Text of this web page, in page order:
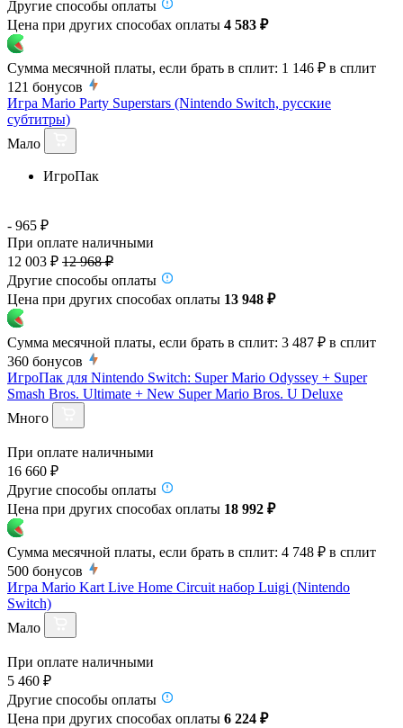
Другие способы оплаты
Цена при других способах оплаты 4 583 ₽
Сумма месячной платы, если брать в сплит: 1 146 ₽ в сплит
121 бонусов
Игра Mario Party Superstars (Nintendo Switch, русские
субтитры)
Мало
ИгроПак
- 965 ₽
При оплате наличными
12 003 ₽ 12 968 ₽
Другие способы оплаты
Цена при других способах оплаты 13 948 ₽
Сумма месячной платы, если брать в сплит: 3 487 ₽ в сплит
360 бонусов
ИгроПак для Nintendo Switch: Super Mario Odyssey + Super
Smash Bros. Ultimate + New Super Mario Bros. U Deluxe
Много
При оплате наличными
16 660 ₽
Другие способы оплаты
Цена при других способах оплаты 18 992 ₽
Сумма месячной платы, если брать в сплит: 4 748 ₽ в сплит
500 бонусов
Игра Mario Kart Live Home Circuit набор Luigi (Nintendo
Switch)
Мало
При оплате наличными
5 460 ₽
Другие способы оплаты
Цена при других способах оплаты 6 224 ₽